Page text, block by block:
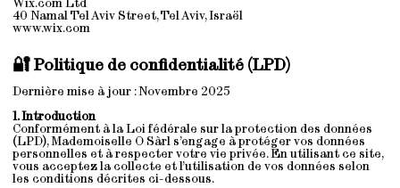
40 Namal Tel Aviv Street, Tel Aviv, Israël
www.wix.com
🔐 Politique de confidentialité (LPD)
Dernière mise à jour : Novembre 2025
1. Introduction
Conformément à la Loi fédérale sur la protection des données
(LPD), Mademoiselle O Sàrl s’engage à protéger vos données
personnelles et à respecter votre vie privée. En utilisant ce site,
vous acceptez la collecte et l’utilisation de vos données selon
les conditions décrites ci-dessous.